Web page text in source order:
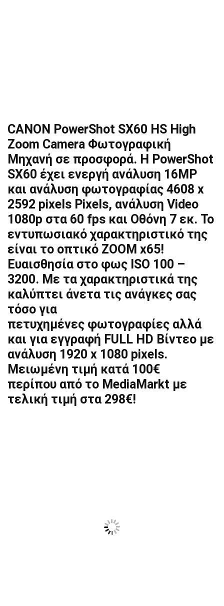
CANON PowerShot SX60 HS High
Zoom Camera Φωτογραφική
Μηχανή σε προσφορά. Η PowerShot
SX60 έχει ενεργή ανάλυση 16MP
και ανάλυση φωτογραφίας 4608 x
2592 pixels Pixels, ανάλυση Video
1080p στα 60 fps και Οθόνη 7 εκ. Το
εντυπωσιακό χαρακτηριστικό της
είναι το οπτικό ZOOM x65!
Ευαισθησία στο φως ISO 100 –
3200. Με τα χαρακτηριστικά της
καλύπτει άνετα τις ανάγκες σας
τόσο για
πετυχημένες φωτογραφίες αλλά
και για εγγραφή FULL HD Βίντεο με
ανάλυση 1920 x 1080 pixels.
Μειωμένη τιμή κατά 100€
περίπου από το MediaMarkt με
τελική τιμή στα 298€!